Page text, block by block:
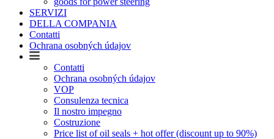
SERVIZI
DELLA COMPANIA
Contatti
Ochrana osobných údajov
Contatti
Ochrana osobných údajov
VOP
Consulenza tecnica
Il nostro impegno
Costruzione
Price list of oil seals + hot offer (discount up to 90%)